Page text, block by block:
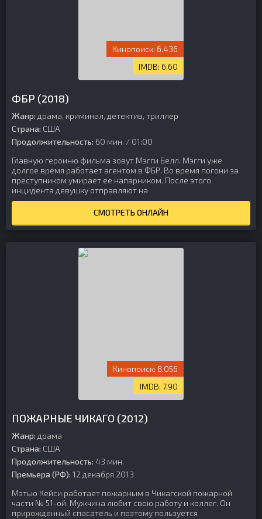
6.436
6.60
ФБР (2018)
Жанр: драма, криминал, детектив, триллер
Страна: США
Продолжительность: 60 мин. / 01:00
Главную героиню фильма зовут Мэгги Белл. Мэгги уже
долгое время работает агентом в ФБР. Во время погони за
преступником умирает ее напарником. После этого
инцидента девушку отправляют на
СМОТРЕТЬ ОНЛАЙН
8.056
7.90
ПОЖАРНЫЕ ЧИКАГО (2012)
Жанр: драма
Страна: США
Продолжительность: 43 мин.
Премьера (РФ): 12 декабря 2013
Мэтью Кейси работает пожарным в Чикагской пожарной
части № 51-ой. Мужчина любит свою работу и коллег. Он
прирожденный спасатель и поэтому пользуется